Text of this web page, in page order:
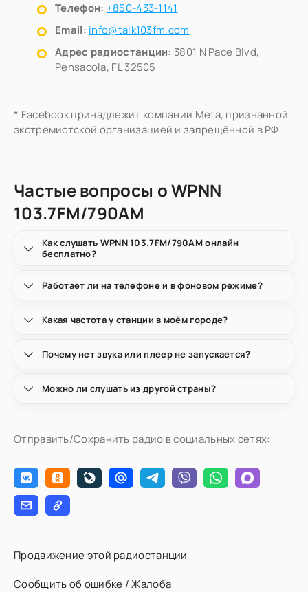
Телефон: +850-433-1141
Email: info@talk103fm.com
Адрес радиостанции: 3801 N Pace Blvd,
Pensacola, FL 32505
* Facebook принадлежит компании Meta, признанной
экстремистской организацией и запрещённой в РФ
Частые вопросы о WPNN
103.7FM/790AM
Как слушать WPNN 103.7FM/790AM онлайн
бесплатно?
Работает ли на телефоне и в фоновом режиме?
Какая частота у станции в моём городе?
Почему нет звука или плеер не запускается?
Можно ли слушать из другой страны?
Отправить/Сохранить радио в социальных сетях:
Продвижение этой радиостанции
Сообщить об ошибке / Жалоба